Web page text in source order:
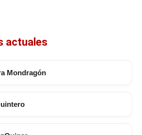
actuales
Mondragón